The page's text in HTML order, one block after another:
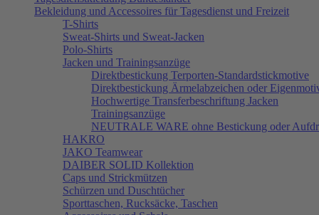
Bekleidung und Accessoires für Tagesdienst und Freizeit
T-Shirts
Sweat-Shirts und Sweat-Jacken
Polo-Shirts
Jacken und Trainingsanzüge
Direktbestickung Terporten-Standardstickmotive
Direktbestickung Ärmelabzeichen oder
Hochwertige Transferbeschriftung Jacken
Trainingsanzüge
NEUTRALE WARE ohne Bestickung oder
HAKRO
JAKO Teamwear
DAIBER SOLID Kollektion
Caps und Strickmützen
Schürzen und Duschtücher
Sporttaschen, Rucksäcke, Taschen